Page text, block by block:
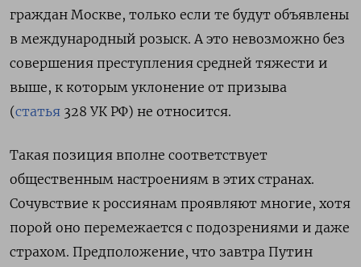
граждан Москве, только если те будут объявлены
в международный розыск. А это невозможно без
совершения преступления средней тяжести и
выше, к которым уклонение от призыва
(статья 328 УК РФ) не относится.
Такая позиция вполне соответствует
общественным настроениям в этих странах.
Сочувствие к россиянам проявляют многие, хотя
порой оно перемежается с подозрениями и даже
страхом. Предположение, что завтра Путин